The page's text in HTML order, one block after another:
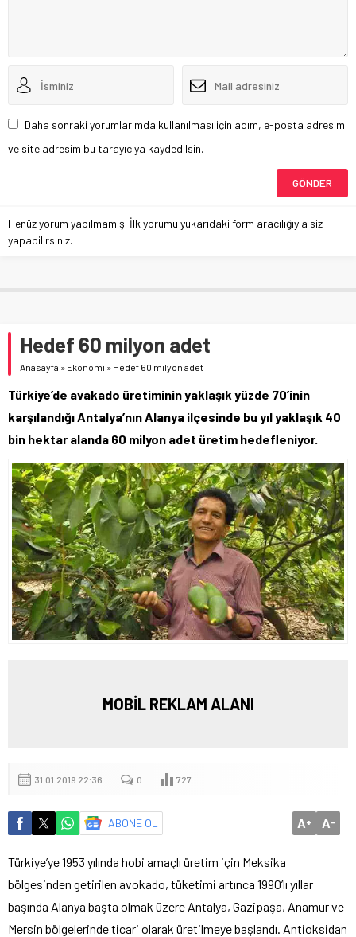
Daha sonraki yorumlarımda kullanılması için adım, e-posta adresim
ve site adresim bu tarayıcıya kaydedilsin.
Henüz yorum yapılmamış. İlk yorumu yukarıdaki form aracılığıyla siz
yapabilirsiniz.
Hedef 60 milyon adet
Anasayfa » Ekonomi » Hedef 60 milyon adet
Türkiye’de avakado üretiminin yaklaşık yüzde 70’inin
karşılandığı Antalya’nın Alanya ilçesinde bu yıl yaklaşık 40
bin hektar alanda 60 milyon adet üretim hedefleniyor.
MOBİL REKLAM ALANI
31.01.2019 22:36 0 727
ABONE OL A+ A-
Türkiye’ye 1953 yılında hobi amaçlı üretim için Meksika
bölgesinden getirilen avokado, tüketimi artınca 1990’lı yıllar
başında Alanya başta olmak üzere Antalya, Gazipaşa, Anamur ve
Mersin bölgelerinde ticari olarak üretilmeye başlandı. Antioksidan